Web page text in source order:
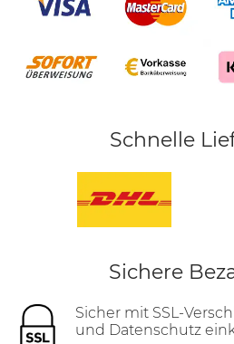
Schnelle
Sichere
Sicher mit SSL-
und Datenschutz